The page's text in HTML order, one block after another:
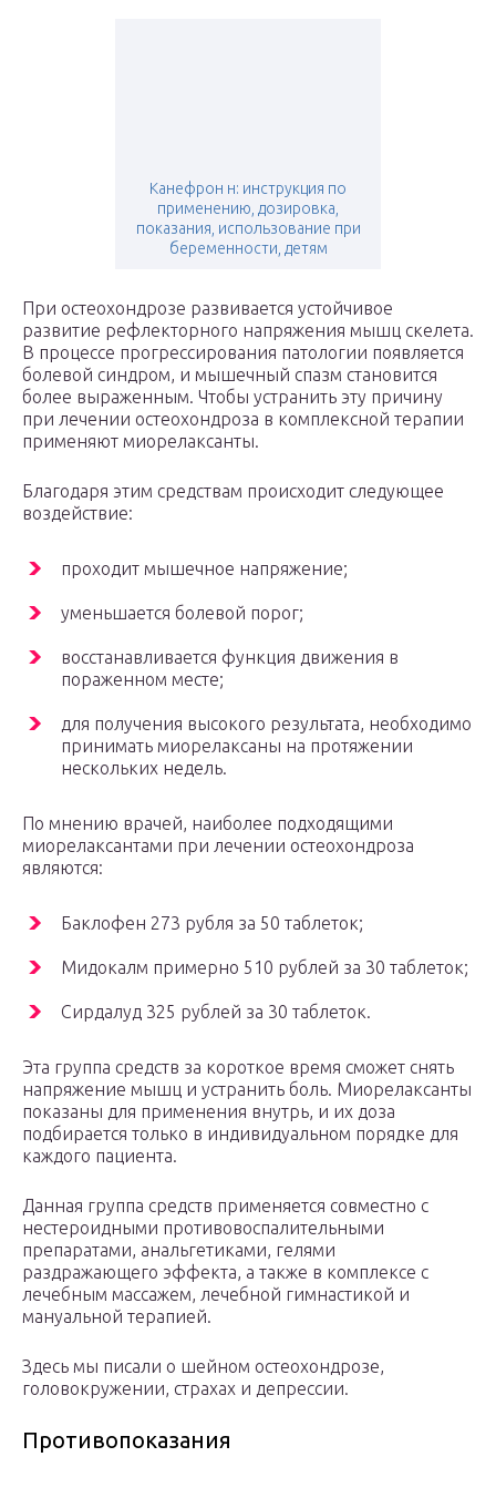
Канефрон н: инструкция по
применению, дозировка,
показания, использование при
беременности, детям
При остеохондрозе развивается устойчивое
развитие рефлекторного напряжения мышц скелета.
В процессе прогрессирования патологии появляется
болевой синдром, и мышечный спазм становится
более выраженным. Чтобы устранить эту причину
при лечении остеохондроза в комплексной терапии
применяют миорелаксанты.
Благодаря этим средствам происходит следующее
воздействие:
проходит мышечное напряжение;
уменьшается болевой порог;
восстанавливается функция движения в
пораженном месте;
для получения высокого результата, необходимо
принимать миорелаксаны на протяжении
нескольких недель.
По мнению врачей, наиболее подходящими
миорелаксантами при лечении остеохондроза
являются:
Баклофен 273 рубля за 50 таблеток;
Мидокалм примерно 510 рублей за 30 таблеток;
Сирдалуд 325 рублей за 30 таблеток.
Эта группа средств за короткое время сможет снять
напряжение мышц и устранить боль. Миорелаксанты
показаны для применения внутрь, и их доза
подбирается только в индивидуальном порядке для
каждого пациента.
Данная группа средств применяется совместно с
нестероидными противовоспалительными
препаратами, анальгетиками, гелями
раздражающего эффекта, а также в комплексе с
лечебным массажем, лечебной гимнастикой и
мануальной терапией.
Здесь мы писали о шейном остеохондрозе,
головокружении, страхах и депрессии.
Противопоказания